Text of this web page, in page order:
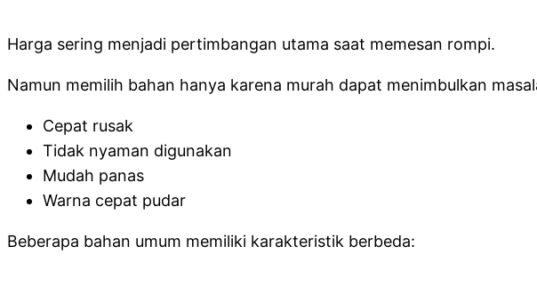
Harga sering menjadi pertimbangan utama saat memesan rompi.
Namun memilih bahan hanya karena murah dapat menimbulkan
Cepat rusak
Tidak nyaman digunakan
Mudah panas
Warna cepat pudar
Beberapa bahan umum memiliki karakteristik berbeda: